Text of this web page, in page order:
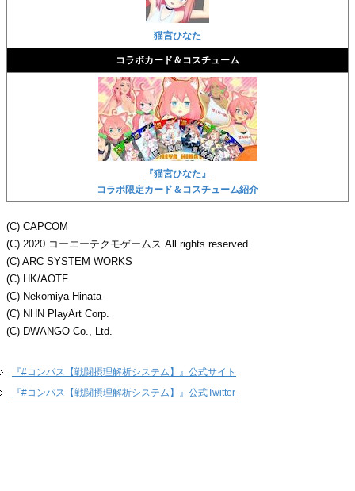
猫宮ひなた
コラボカード＆コスチューム
『猫宮ひなた』
コラボ限定カード＆コスチューム紹介
(C) CAPCOM
(C) 2020 コーエーテクモゲームス All rights reserved.
(C) ARC SYSTEM WORKS
(C) HK/AOTF
(C) Nekomiya Hinata
(C) NHN PlayArt Corp.
(C) DWANGO Co., Ltd.
『#コンパス【戦闘摂理解析システム】』公式サイト
『#コンパス【戦闘摂理解析システム】』公式Twitter